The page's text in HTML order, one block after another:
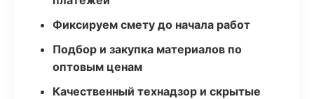
Фиксируем смету до начала работ
Подбор и закупка материалов по
оптовым ценам
Качественный технадзор и скрытые